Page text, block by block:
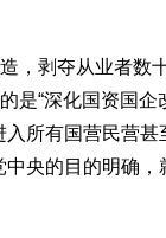
，剥夺从业者数
是“深化国资国企
所有国营民营
央的目的明确